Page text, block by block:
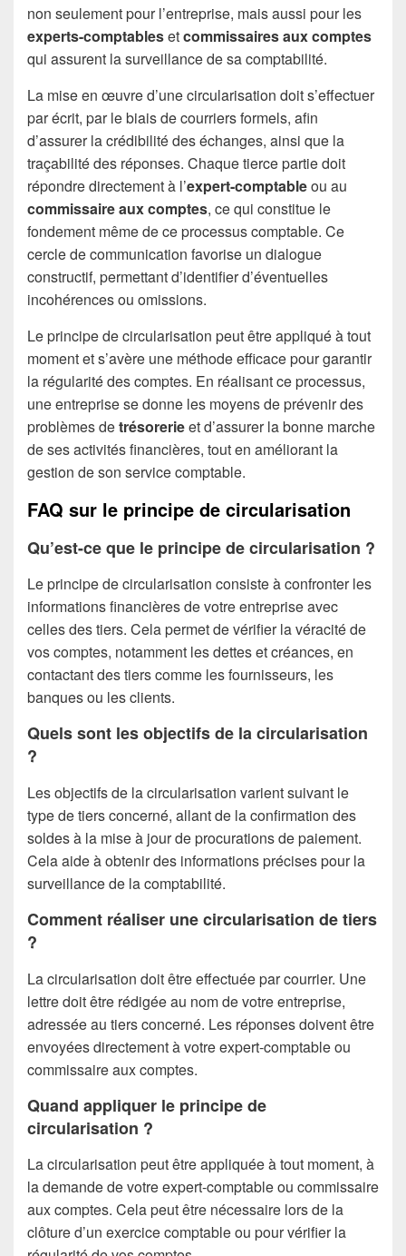
non seulement pour l’entreprise, mais aussi pour les
experts-comptablesetcommissaires aux comptes
qui assurent la surveillance de sa comptabilité.
La mise en œuvre d’une circularisation doit s’effectuer
par écrit, par le biais de courriers formels, afin
d’assurer la crédibilité des échanges, ainsi que la
traçabilité des réponses. Chaque tierce partie doit
répondre directement à l’expert-comptableou au
commissaire aux comptes, ce qui constitue le
fondement même de ce processus comptable. Ce
cercle de communication favorise un dialogue
constructif, permettant d’identifier d’éventuelles
incohérences ou omissions.
Le principe de circularisation peut être appliqué à tout
moment et s’avère une méthode efficace pour garantir
la régularité des comptes. En réalisant ce processus,
une entreprise se donne les moyens de prévenir des
problèmes detrésorerieet d’assurer la bonne marche
de ses activités financières, tout en améliorant la
gestion de son service comptable.
FAQ sur le principe de circularisation
Qu’est-ce que le principe de circularisation ?
Le principe de circularisation consiste à confronter les
informations financières de votre entreprise avec
celles des tiers. Cela permet de vérifier la véracité de
vos comptes, notamment les dettes et créances, en
contactant des tiers comme les fournisseurs, les
banques ou les clients.
Quels sont les objectifs de la circularisation
?
Les objectifs de la circularisation varient suivant le
type de tiers concerné, allant de la confirmation des
soldes à la mise à jour de procurations de paiement.
Cela aide à obtenir des informations précises pour la
surveillance de la comptabilité.
Comment réaliser une circularisation de tiers
?
La circularisation doit être effectuée par courrier. Une
lettre doit être rédigée au nom de votre entreprise,
adressée au tiers concerné. Les réponses doivent être
envoyées directement à votre expert-comptable ou
commissaire aux comptes.
Quand appliquer le principe de
circularisation ?
La circularisation peut être appliquée à tout moment, à
la demande de votre expert-comptable ou commissaire
aux comptes. Cela peut être nécessaire lors de la
clôture d’un exercice comptable ou pour vérifier la